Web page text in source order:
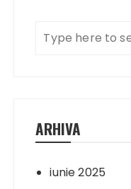
ARHIVA
iunie 2025